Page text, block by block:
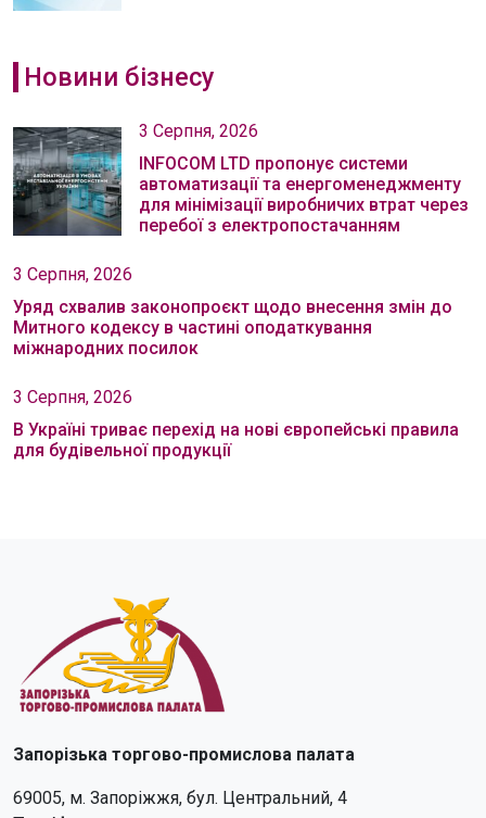
Новини бізнесу
3 Серпня, 2026
INFOCOM LTD пропонує системи
автоматизації та енергоменеджменту
для мінімізації виробничих втрат через
перебої з електропостачанням
3 Серпня, 2026
Уряд схвалив законопроєкт щодо внесення змін до
Митного кодексу в частині оподаткування
міжнародних посилок
3 Серпня, 2026
В Україні триває перехід на нові європейські правила
для будівельної продукції
Запорізька торгово-промислова палата
69005, м. Запоріжжя, бул. Центральний, 4